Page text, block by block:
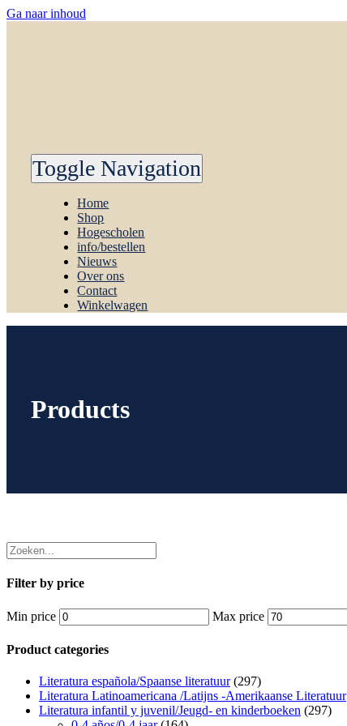
Ga naar inhoud
Toggle Navigation
Home
Shop
Hogescholen
info/bestellen
Nieuws
Over ons
Contact
Winkelwagen
Products
Filter by price
Min price Max price
Product categories
Literatura española/Spaanse literatuur (297)
Literatura Latinoamericana /Latijns -Amerikaanse Literatuur
Literatura infantil y juvenil/Jeugd- en kinderboeken (297)